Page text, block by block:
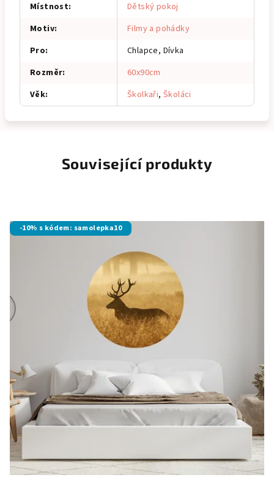
Místnost:
Dětský pokoj
Motiv:
Filmy a pohádky
Pro:
Chlapce, Dívka
Rozměr:
60x90cm
Věk: Školkaři,Školáci
Související produkty
-10% s kódem: samolepka10